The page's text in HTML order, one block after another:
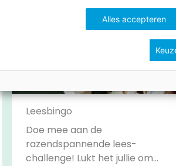
Leesbingo
Doe mee aan de
razendspannende lees-
challenge! Lukt het jullie om
Alles accepteren